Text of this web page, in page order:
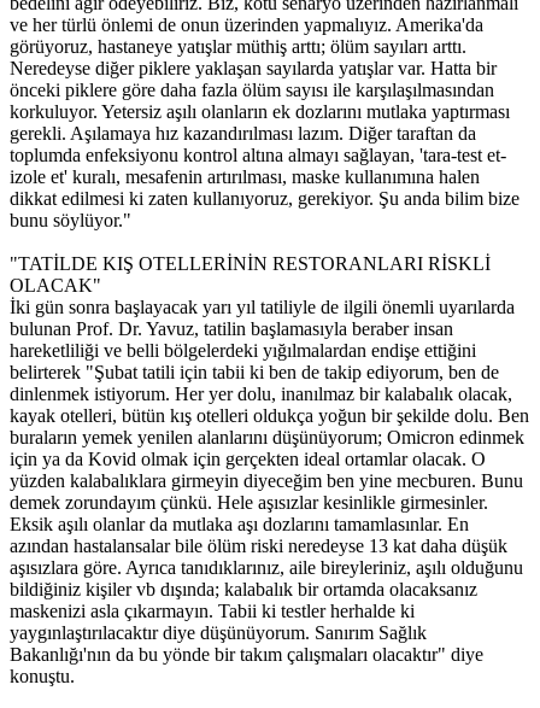
ve her türlü önlemi de onun üzerinden yapmalıyız. Amerika'da
görüyoruz, hastaneye yatışlar müthiş arttı; ölüm sayıları arttı.
Neredeyse diğer piklere yaklaşan sayılarda yatışlar var. Hatta bir
önceki piklere göre daha fazla ölüm sayısı ile karşılaşılmasından
korkuluyor. Yetersiz aşılı olanların ek dozlarını mutlaka yaptırması
gerekli. Aşılamaya hız kazandırılması lazım. Diğer taraftan da
toplumda enfeksiyonu kontrol altına almayı sağlayan, 'tara-test et-
izole et' kuralı, mesafenin artırılması, maske kullanımına halen
dikkat edilmesi ki zaten kullanıyoruz, gerekiyor. Şu anda bilim bize
bunu söylüyor."
"TATİLDE KIŞ OTELLERİNİN RESTORANLARI RİSKLİ
OLACAK"
İki gün sonra başlayacak yarı yıl tatiliyle de ilgili önemli uyarılarda
bulunan Prof. Dr. Yavuz, tatilin başlamasıyla beraber insan
hareketliliği ve belli bölgelerdeki yığılmalardan endişe ettiğini
belirterek "Şubat tatili için tabii ki ben de takip ediyorum, ben de
dinlenmek istiyorum. Her yer dolu, inanılmaz bir kalabalık olacak,
kayak otelleri, bütün kış otelleri oldukça yoğun bir şekilde dolu. Ben
buraların yemek yenilen alanlarını düşünüyorum; Omicron edinmek
için ya da Kovid olmak için gerçekten ideal ortamlar olacak. O
yüzden kalabalıklara girmeyin diyeceğim ben yine mecburen. Bunu
demek zorundayım çünkü. Hele aşısızlar kesinlikle girmesinler.
Eksik aşılı olanlar da mutlaka aşı dozlarını tamamlasınlar. En
azından hastalansalar bile ölüm riski neredeyse 13 kat daha düşük
aşısızlara göre. Ayrıca tanıdıklarınız, aile bireyleriniz, aşılı olduğunu
bildiğiniz kişiler vb dışında; kalabalık bir ortamda olacaksanız
maskenizi asla çıkarmayın. Tabii ki testler herhalde ki
yaygınlaştırılacaktır diye düşünüyorum. Sanırım Sağlık
Bakanlığı'nın da bu yönde bir takım çalışmaları olacaktır" diye
konuştu.